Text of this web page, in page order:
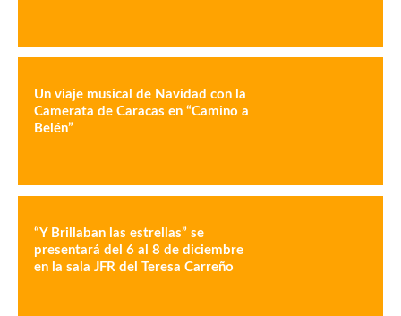
Un viaje musical de Navidad con la
Camerata de Caracas en “Camino a
Belén”
“Y Brillaban las estrellas” se
presentará del 6 al 8 de diciembre
en la sala JFR del Teresa Carreño